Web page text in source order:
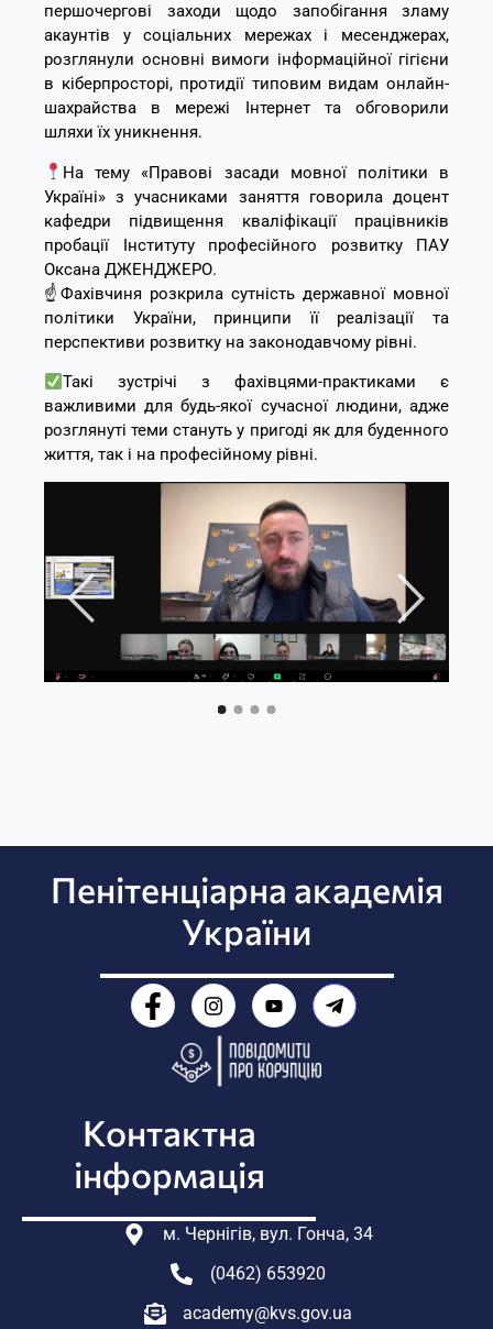
першочергові заходи щодо запобігання зламу
акаунтів у соціальних мережах і месенджерах,
розглянули основні вимоги інформаційної гігієни
в кіберпросторі, протидії типовим видам онлайн-
шахрайства в мережі Інтернет та обговорили
шляхи їх уникнення.
На тему «Правові засади мовної політики в
Україні» з учасниками заняття говорила доцент
кафедри підвищення кваліфікації працівників
пробації Інституту професійного розвитку ПАУ
Оксана ДЖЕНДЖЕРО.
☝️Фахівчиня розкрила сутність державної мовної
політики України, принципи її реалізації та
перспективи розвитку на законодавчому рівні.
Такі зустрічі з фахівцями-практиками є
важливими для будь-якої сучасної людини, адже
розглянуті теми стануть у пригоді як для буденного
життя, так і на професійному рівні.
Пенітенціарна академія
України
Контактна
інформація
м. Чернігів, вул. Гонча, 34
(0462) 653920
academy@kvs.gov.ua